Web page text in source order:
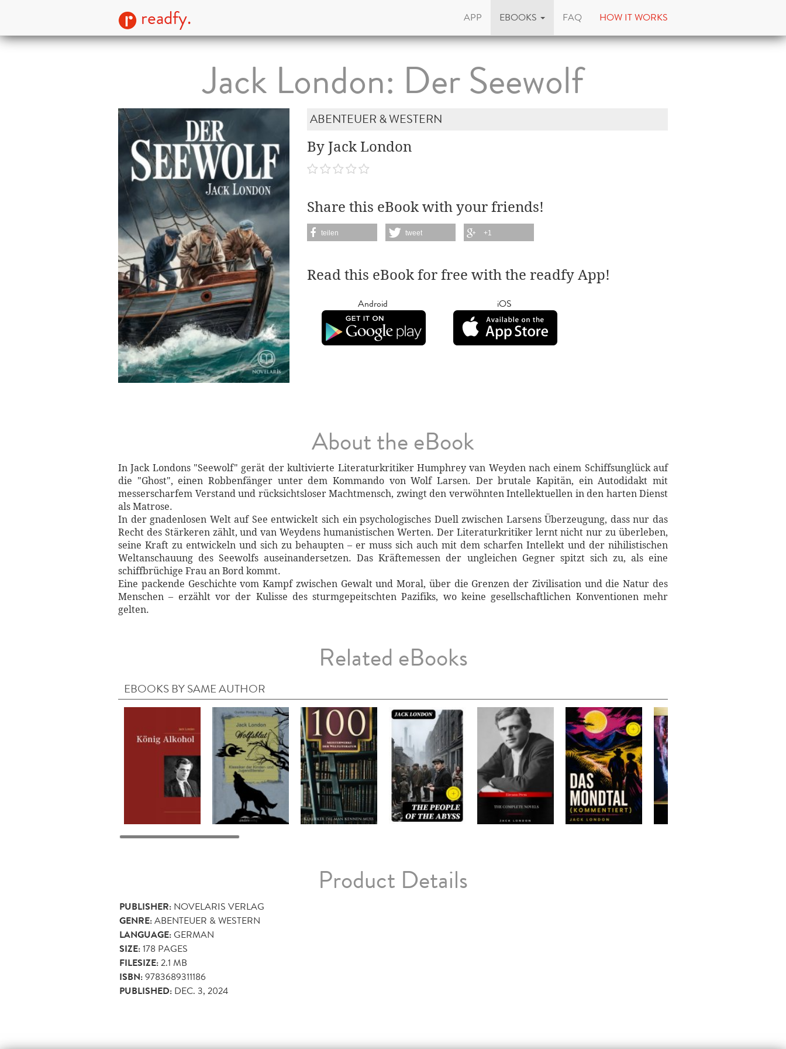
readfy. APP EBOOKS FAQ HOW IT WORKS
Jack London: Der Seewolf
ABENTEUER & WESTERN
By Jack London
Share this eBook with your friends!
teilen tweet +1
Read this eBook for free with the readfy App!
Android iOS
About the eBook
In Jack Londons "Seewolf" gerät der kultivierte Literaturkritiker Humphrey van Weyden nach einem Schiffsunglück auf
die "Ghost", einen Robbenfänger unter dem Kommando von Wolf Larsen. Der brutale Kapitän, ein Autodidakt mit
messerscharfem Verstand und rücksichtsloser Machtmensch, zwingt den verwöhnten Intellektuellen in den harten Dienst
als Matrose.
In der gnadenlosen Welt auf See entwickelt sich ein psychologisches Duell zwischen Larsens Überzeugung, dass nur das
Recht des Stärkeren zählt, und van Weydens humanistischen Werten. Der Literaturkritiker lernt nicht nur zu überleben,
seine Kraft zu entwickeln und sich zu behaupten – er muss sich auch mit dem scharfen Intellekt und der nihilistischen
Weltanschauung des Seewolfs auseinandersetzen. Das Kräftemessen der ungleichen Gegner spitzt sich zu, als eine
schiffbrüchige Frau an Bord kommt.
Eine packende Geschichte vom Kampf zwischen Gewalt und Moral, über die Grenzen der Zivilisation und die Natur des
Menschen – erzählt vor der Kulisse des sturmgepeitschten Pazifiks, wo keine gesellschaftlichen Konventionen mehr
gelten.
Related eBooks
EBOOKS BY SAME AUTHOR
Product Details
PUBLISHER: NOVELARIS VERLAG
GENRE:ABENTEUER & WESTERN
LANGUAGE:GERMAN
SIZE:178 PAGES
FILESIZE:2.1 MB
ISBN:9783689311186
PUBLISHED: DEC. 3, 2024